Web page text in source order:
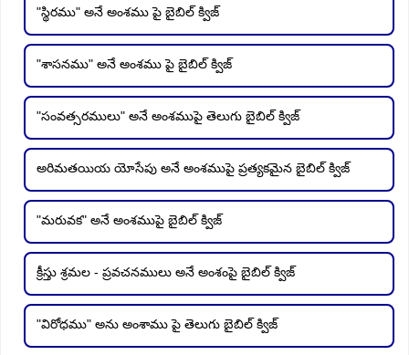
"స్థిరము" అనే అంశము పై బైబిల్ క్విజ్
"శాసనము" అనే అంశము పై బైబిల్ క్విజ్
"సంవత్సరములు" అనే అంశముపై తెలుగు బైబిల్ క్విజ్
అరిమతయియ యోసేపు అనే అంశముపై ప్రత్యకమైన బైబిల్ క్విజ్
"మరువక" అనే అంశముపై బైబిల్ క్విజ్
క్రీస్తు శ్రమల - ప్రవచనములు అనే అంశంపై బైబిల్ క్విజ్
"విరోధము" అను అంశాము పై తెలుగు బైబిల్ క్విజ్